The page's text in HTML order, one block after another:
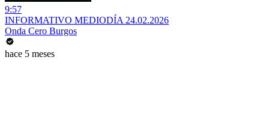
9:57
INFORMATIVO MEDIODÍA 24.02.2026
Onda Cero Burgos
hace 5 meses